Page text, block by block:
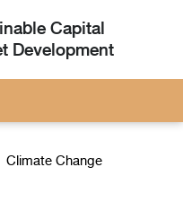
Capital
Development
Climate Change